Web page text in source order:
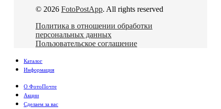
© 2026 FotoPostApp. All rights reserved
Политика в отношении обработки
персональных данных
Пользовательское соглашение
Каталог
Информация
О ФотоПочте
Акции
Сделаем за вас